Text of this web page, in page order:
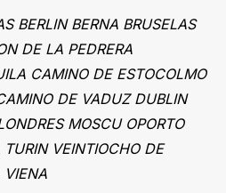
BERLIN BERNA BRUSELAS
DE LA PEDRERA
CAMINO DE ESTOCOLMO
DE VADUZ DUBLIN
MOSCU OPORTO
TURIN VEINTIOCHO DE
VIENA